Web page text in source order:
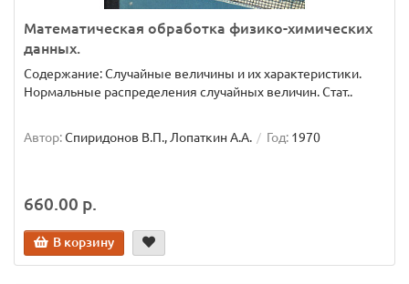
Математическая обработка физико-химических
данных.
Содержание: Случайные величины и их характеристики.
Нормальные распределения случайных величин. Стат..
Автор:Спиридонов В.П., Лопаткин А.А. Год: 1970
660.00 р.
В корзину